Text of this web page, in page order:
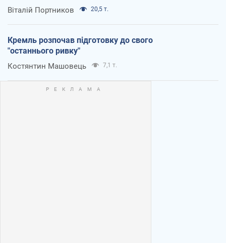
Віталій Портников 20,5 т.
Кремль розпочав підготовку до свого
"останнього ривку"
Костянтин Машовець 7,1 т.